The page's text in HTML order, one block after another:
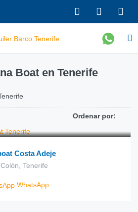
Boat en Tenerife
Ordenar por:
Costa Adeje
Tenerife
WhatsApp